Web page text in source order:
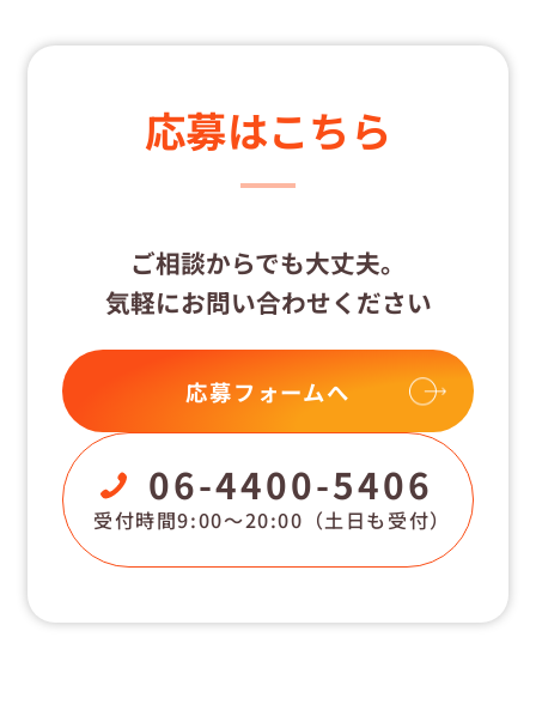
応募はこちら
ご相談からでも大丈夫。
気軽にお問い合わせください
応募フォームへ
06-4400-5406
受付時間9:00〜20:00 （土日も受付）